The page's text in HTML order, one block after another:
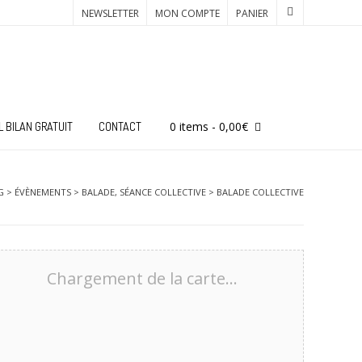
NEWSLETTER MON COMPTE PANIER
BILAN GRATUIT CONTACT 0 items - 0,00€
> ÉVÈNEMENTS > BALADE, SÉANCE COLLECTIVE > BALADE COLLECTIVE
Chargement de la carte…